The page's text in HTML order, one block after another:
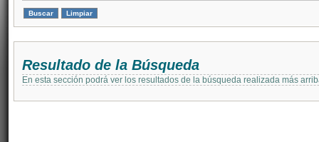
Resultado de la Búsqueda
En esta sección podrá ver los resultados de la búsqueda realizada más